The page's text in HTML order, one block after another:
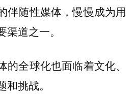
伴随性媒体，慢慢成为用
道之一。
全球化也面临着文化、
挑战。